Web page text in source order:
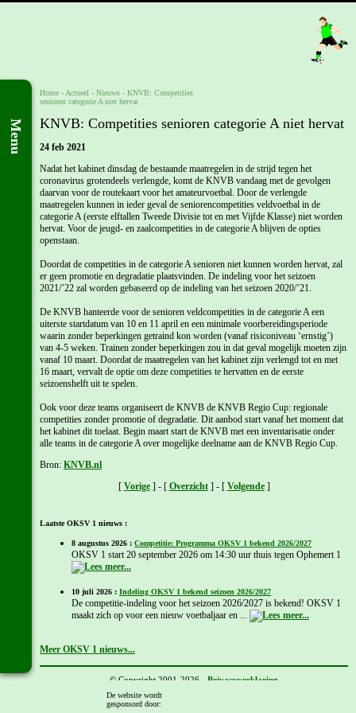
Menu
Home - Actueel - Nieuws - KNVB: Competities
senioren categorie A niet hervat
KNVB: Competities senioren categorie A niet hervat
24 feb 2021
Nadat het kabinet dinsdag de bestaande maatregelen in de strijd tegen het
coronavirus grotendeels verlengde, komt de KNVB vandaag met de gevolgen
daarvan voor de routekaart voor het amateurvoetbal. Door de verlengde
maatregelen kunnen in ieder geval de seniorencompetities veldvoetbal in de
categorie A (eerste elftallen Tweede Divisie tot en met Vijfde Klasse) niet worden
hervat. Voor de jeugd- en zaalcompetities in de categorie A blijven de opties
openstaan.
Doordat de competities in de categorie A senioren niet kunnen worden hervat, zal
er geen promotie en degradatie plaatsvinden. De indeling voor het seizoen
2021/’22 zal worden gebaseerd op de indeling van het seizoen 2020/’21.
De KNVB hanteerde voor de senioren veldcompetities in de categorie A een
uiterste startdatum van 10 en 11 april en een minimale voorbereidingsperiode
waarin zonder beperkingen getraind kon worden (vanaf risiconiveau ‘ernstig’)
van 4-5 weken. Trainen zonder beperkingen zou in dat geval mogelijk moeten zijn
vanaf 10 maart. Doordat de maatregelen van het kabinet zijn verlengd tot en met
16 maart, vervalt de optie om deze competities te hervatten en de eerste
seizoenshelft uit te spelen.
Ook voor deze teams organiseert de KNVB de KNVB Regio Cup: regionale
competities zonder promotie of degradatie. Dit aanbod start vanaf het moment dat
het kabinet dit toelaat. Begin maart start de KNVB met een inventarisatie onder
alle teams in de categorie A over mogelijke deelname aan de KNVB Regio Cup.
Bron: KNVB.nl
[ Vorige] - [ Overzicht] - [ Volgende]
Laatste OKSV 1 nieuws :
8 augustus 2026 : Competitie: Programma OKSV 1 bekend 2026/2027
OKSV 1 start 20 september 2026 om 14:30 uur thuis tegen Ophemert 1
10 juli 2026 : Indeling OKSV 1 bekend seizoen 2026/2027
De competitie-indeling voor het seizoen 2026/2027 is bekend! OKSV 1
maakt zich op voor een nieuw voetbaljaar en ...
Meer OKSV 1 nieuws...
© Copyright 2001-2026 - Privacyverklaring
De website wordt
gesponsord door: